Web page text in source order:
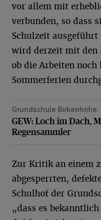
vor allem mit
verbunden, so dass
Schulzeit ausgeführt
wird derzeit mit den
ob die Arbeiten
Sommerferien
GEW: Loch im Dach,
Grundschule Birkenhöhe
GEW: Loch im Dach,
Regensammler
Zur Kritik an einem
abgesperrten,
Schulhof der
„dass es